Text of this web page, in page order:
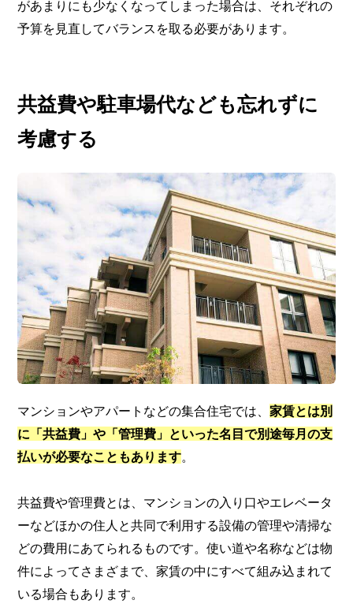
があまりにも少なくなってしまった場合は、それぞれの
予算を見直してバランスを取る必要があります。
共益費や駐車場代なども忘れずに
考慮する
マンションやアパートなどの集合住宅では、家賃とは別
に「共益費」や「管理費」といった名目で別途毎月の支
払いが必要なこともあります。
共益費や管理費とは、マンションの入り口やエレベータ
ーなどほかの住人と共同で利用する設備の管理や清掃な
どの費用にあてられるものです。使い道や名称などは物
件によってさまざまで、家賃の中にすべて組み込まれて
いる場合もあります。